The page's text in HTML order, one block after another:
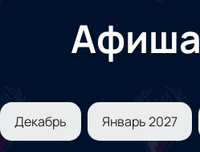
Афиша
Декабрь Январь 2027